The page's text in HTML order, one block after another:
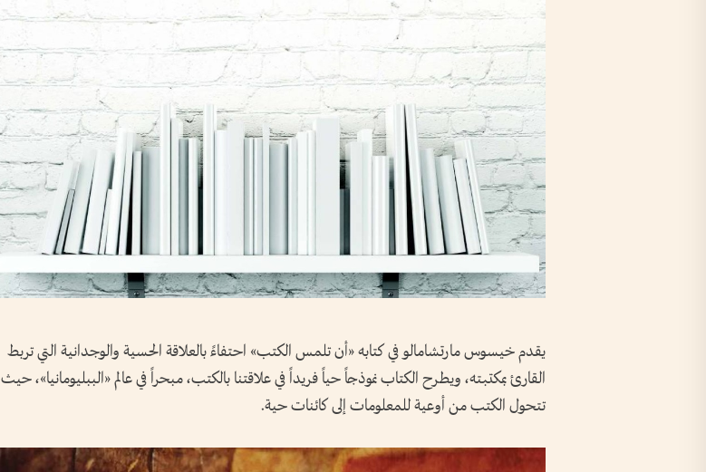
يقدم خيسوس مارتشامالو في كتابه «أن تلمس الكتب» احتفاءً بالعلاقة الحسية والوجدانية التي تربط
القارئ بمكتبته، ويطرح الكتاب نموذجاً حياً فريداً في علاقتنا بالكتب، مبحراً في عالم «الببليومانيا»، حيث
تتحول الكتب من أوعية للمعلومات إلى كائنات حية.